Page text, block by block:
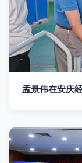
孟景伟在安庆